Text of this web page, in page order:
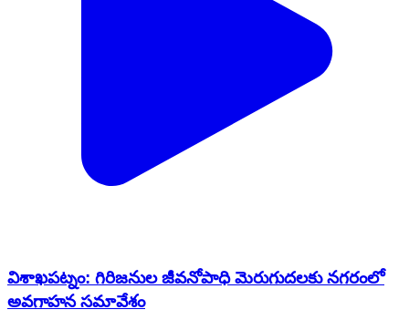
విశాఖపట్నం: గిరిజనుల జీవనోపాధి మెరుగుదలకు నగరంలో
అవగాహన సమావేశం